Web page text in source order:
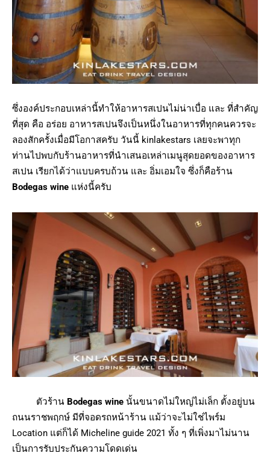
ซึ่งองค์ประกอบเหล่านี้ทำให้อาหารสเปนไม่น่าเบื่อ และ ที่สำคัญ
ที่สุด คือ อร่อย อาหารสเปนจึงเป็นหนึ่งในอาหารที่ทุกคนควรจะ
ลองสักครั้งเมื่อมีโอกาสครับ วันนี้ kinlakestars เลยจะพาทุก
ท่านไปพบกับร้านอาหารที่นำเสนอเหล่าเมนูสุดยอดของอาหาร
สเปน เรียกได้ว่าแบบครบถ้วน และ อิ่มเอมใจ ซึ่งก็คือร้าน
Bodegas wine แห่งนี้ครับ
ตัวร้าน Bodegas wine นั้นขนาดไม่ใหญ่ไม่เล็ก ตั้งอยู่บน
ถนนราชพฤกษ์ มีที่จอดรถหน้าร้าน แม้ว่าจะไม่ใช่ไพร์ม
Location แต่ก็ได้ Micheline guide 2021 ทั้ง ๆ ที่เพิ่งมาไม่นาน
เป็นการรับประกันความโดดเด่น